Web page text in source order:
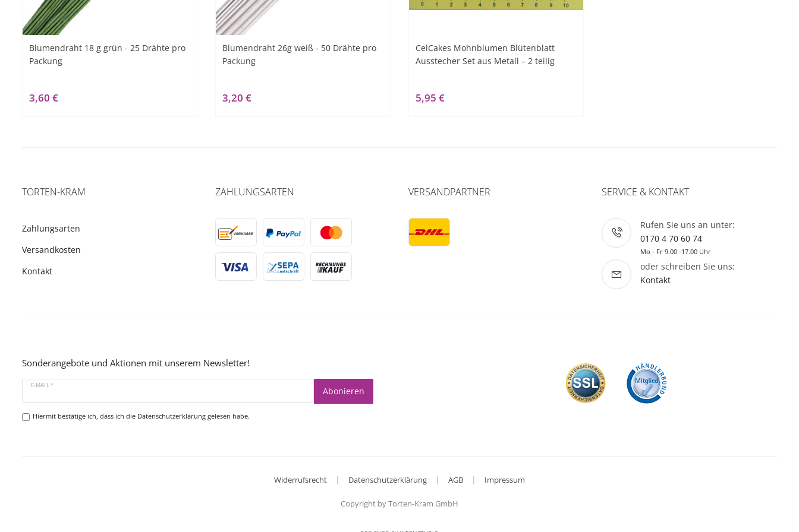
Blumendraht 18 g grün - 25 Drähte pro
Packung
3,60 €
Blumendraht 26g weiß - 50 Drähte pro
Packung
3,20 €
CelCakes Mohnblumen Blütenblatt
Ausstecher Set aus Metall – 2 teilig
5,95 €
TORTEN-KRAM
Zahlungsarten
Versandkosten
Kontakt
ZAHLUNGSARTEN VERSANDPARTNER SERVICE & KONTAKT
Rufen Sie uns an unter:
0170 4 70 60 74
Mo - Fr 9.00 -17.00 Uhr
oder schreiben Sie uns:
Kontakt
Sonderangebote und Aktionen mit unserem Newsletter!
E-MAIL *
Abonieren
Hiermit bestätige ich, dass ich die Datenschutzerklärunggelesen habe.
Widerrufsrecht | Datenschutzerklärung | AGB | Impressum
Copyright by Torten-Kram GmbH